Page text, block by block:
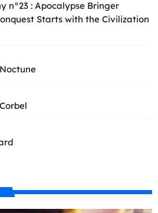
n°23 : Apocalypse Bringer
Starts with the Civilization